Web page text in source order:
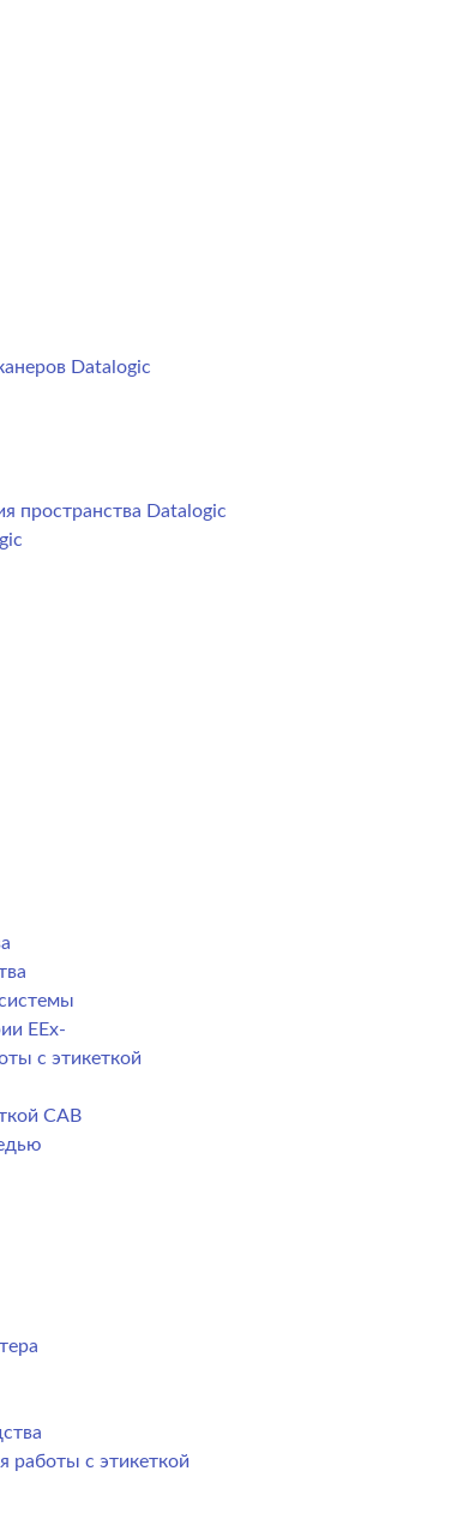
Datalogic
пространства Datalogic
EEx-
с этикеткой
CAB
работы с этикеткой